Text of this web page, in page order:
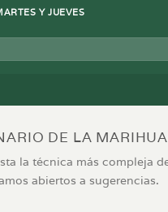
Y JUEVES
DE LA
la técnica más compleja
abiertos a sugerencias.